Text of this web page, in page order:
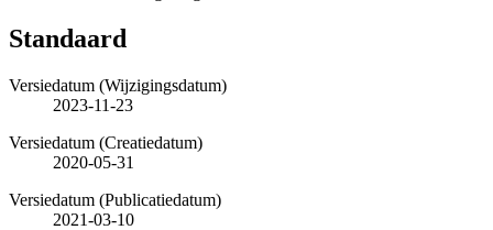
Standaard
Versiedatum (Wijzigingsdatum)
2023-11-23
Versiedatum (Creatiedatum)
2020-05-31
Versiedatum (Publicatiedatum)
2021-03-10